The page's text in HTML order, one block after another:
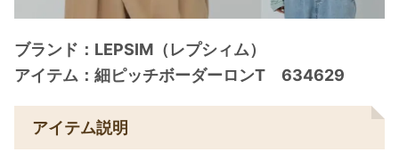
ブランド：LEPSIM（レプシィム）
アイテム：細ピッチボーダーロンT 634629
アイテム説明